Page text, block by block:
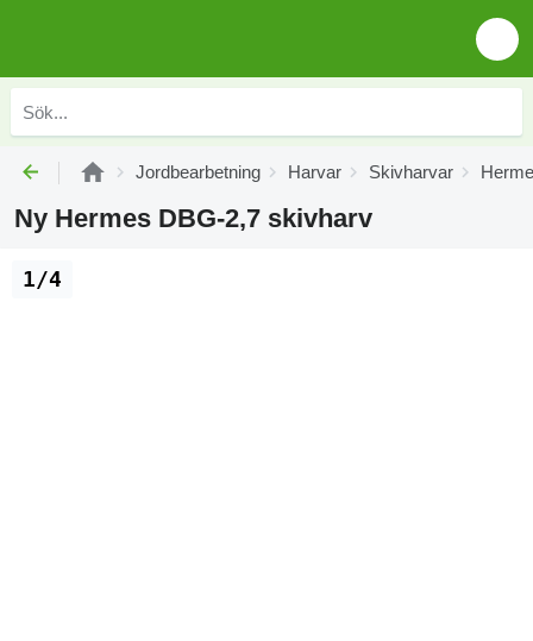
Jordbearbetning Harvar Skivharvar
Ny Hermes DBG-2,7 skivharv
1/4